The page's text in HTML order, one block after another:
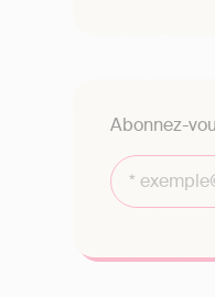
Abonnez-